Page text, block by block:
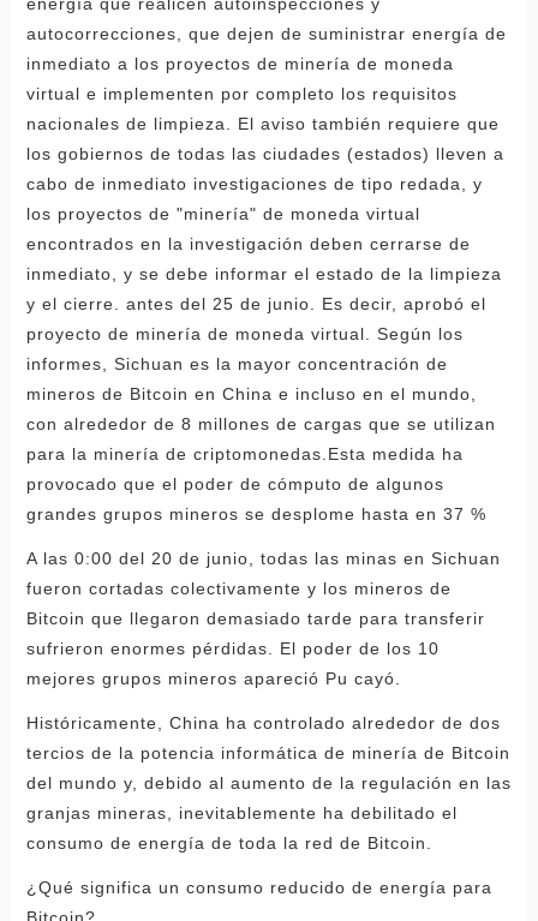
autocorrecciones, que dejen de suministrar energía de
inmediato a los proyectos de minería de moneda
virtual e implementen por completo los requisitos
nacionales de limpieza. El aviso también requiere que
los gobiernos de todas las ciudades (estados) lleven a
cabo de inmediato investigaciones de tipo redada, y
los proyectos de "minería" de moneda virtual
encontrados en la investigación deben cerrarse de
inmediato, y se debe informar el estado de la limpieza
y el cierre. antes del 25 de junio. Es decir, aprobó el
proyecto de minería de moneda virtual. Según los
informes, Sichuan es la mayor concentración de
mineros de Bitcoin en China e incluso en el mundo,
con alrededor de 8 millones de cargas que se utilizan
para la minería de criptomonedas.Esta medida ha
provocado que el poder de cómputo de algunos
grandes grupos mineros se desplome hasta en 37 %
A las 0:00 del 20 de junio, todas las minas en Sichuan
fueron cortadas colectivamente y los mineros de
Bitcoin que llegaron demasiado tarde para transferir
sufrieron enormes pérdidas. El poder de los 10
mejores grupos mineros apareció Pu cayó.
Históricamente, China ha controlado alrededor de dos
tercios de la potencia informática de minería de Bitcoin
del mundo y, debido al aumento de la regulación en las
granjas mineras, inevitablemente ha debilitado el
consumo de energía de toda la red de Bitcoin.
¿Qué significa un consumo reducido de energía para